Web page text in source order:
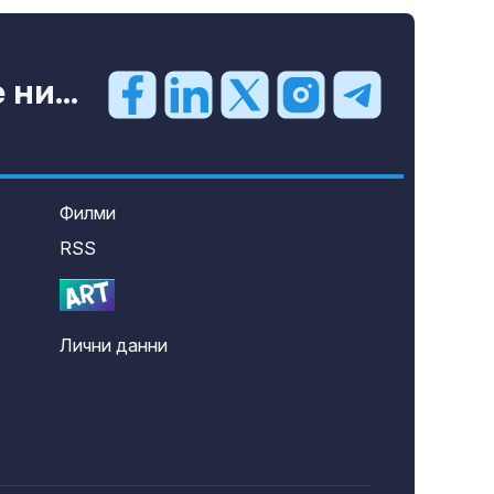
ни...
Филми
RSS
Лични данни